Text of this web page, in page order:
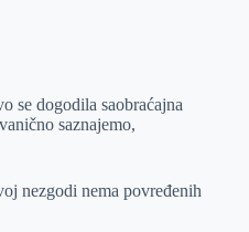
se dogodila saobraćajna
saznajemo,
nezgodi nema povređenih